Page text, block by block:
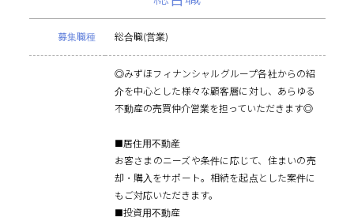
募集職種 総合職(営業)
◎みずほフィナンシャルグループ各社からの紹
介を中心とした様々な顧客層に対し、あらゆる
不動産の売買仲介営業を担っていただきます◎
■居住用不動産
お客さまのニーズや条件に応じて、住まいの売
却・購入をサポート。相続を起点とした案件に
もご対応いただきます。
■投資用不動産